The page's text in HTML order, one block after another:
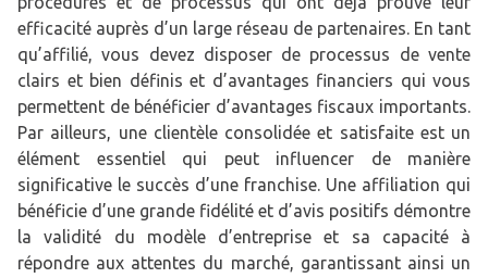
efficacité auprès d’un large réseau de partenaires. En tant
qu’affilié, vous devez disposer de processus de vente
clairs et bien définis et d’avantages financiers qui vous
permettent de bénéficier d’avantages fiscaux importants.
Par ailleurs, une clientèle consolidée et satisfaite est un
élément essentiel qui peut influencer de manière
significative le succès d’une franchise. Une affiliation qui
bénéficie d’une grande fidélité et d’avis positifs démontre
la validité du modèle d’entreprise et sa capacité à
répondre aux attentes du marché, garantissant ainsi un